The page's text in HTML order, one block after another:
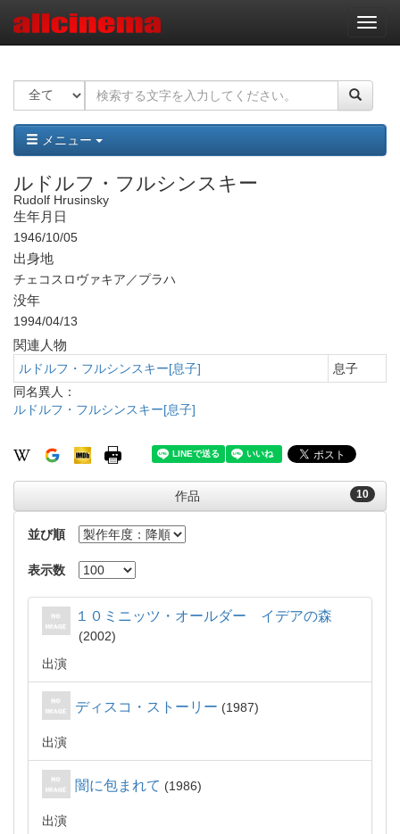
ナ
ビ
ー
ョ
ン
メニュー
ルドルフ・フルシンスキー
Rudolf Hrusinsky
生年月日
1946/10/05
出身地
チェコスロヴァキア／プラハ
没年
1994/04/13
関連人物
ルドルフ・フルシンスキー[息子]
息子
同名異人：
ルドルフ・フルシンスキー[息子]
10
作品
並び順
表示数
１０ミニッツ・オールダー イデアの森
2002
出演
ディスコ・ストーリー 1987
出演
闇に包まれて 1986
出演